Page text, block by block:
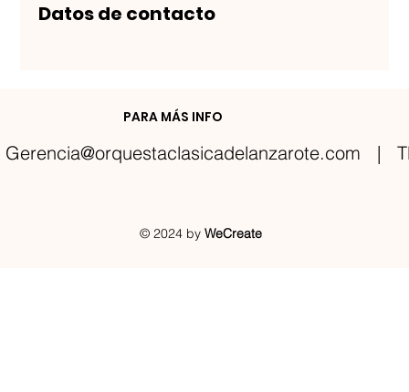
Datos de contacto
PARA MÁS INFO
Gerencia@orquestaclasicadelanzarote.com |
© 2024 byWeCreate